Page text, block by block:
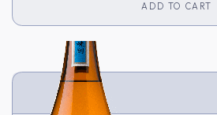
ADD TO CART